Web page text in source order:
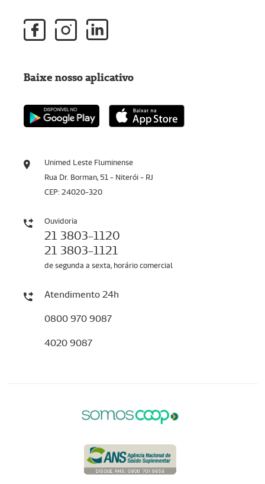
Unimed Leste Fluminense
Rua Dr. Borman, 51 - Niterói - RJ
CEP: 24020-320
Ouvidoria
21 3803-1120
21 3803-1121
de segunda a sexta, horário comercial
Atendimento 24h
0800 970 9087
4020 9087
Baixe nosso aplicativo